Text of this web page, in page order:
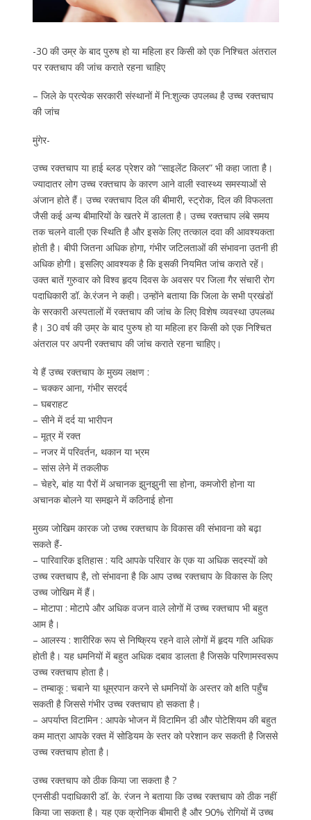
-30 की उम्र के बाद पुरुष हो या महिला हर किसी को एक निश्चित अंतराल
पर रक्तचाप की जांच कराते रहना चाहिए
– जिले के प्रत्येक सरकारी संस्थानों में नि:शुल्क उपलब्ध है उच्च रक्तचाप
की जांच
मुंगेर-
उच्च रक्तचाप या हाई ब्लड प्रेशर को “साइलेंट किलर” भी कहा जाता है।
ज्यादातर लोग उच्च रक्तचाप के कारण आने वाली स्वास्थ्य समस्याओं से
अंजान होते हैं। उच्च रक्तचाप दिल की बीमारी, स्ट्रोक, दिल की विफलता
जैसी कई अन्य बीमारियों के खतरे में डालता है। उच्च रक्तचाप लंबे समय
तक चलने वाली एक स्थिति है और इसके लिए तत्काल दवा की आवश्यकता
होती है। बीपी जितना अधिक होगा, गंभीर जटिलताओं की संभावना उतनी ही
अधिक होगी। इसलिए आवश्यक है कि इसकी नियमित जांच कराते रहें।
उक्त बातें गुरुवार को विश्व हृदय दिवस के अवसर पर जिला गैर संचारी रोग
पदाधिकारी डॉ. के.रंजन ने कही। उन्होंने बताया कि जिला के सभी प्रखंडों
के सरकारी अस्पतालों में रक्तचाप की जांच के लिए विशेष व्यवस्था उपलब्ध
है। 30 वर्ष की उम्र के बाद पुरुष हो या महिला हर किसी को एक निश्चित
अंतराल पर अपनी रक्तचाप की जांच कराते रहना चाहिए।
ये हैं उच्च रक्तचाप के मुख्य लक्षण :
– चक्कर आना, गंभीर सरदर्द
– घबराहट
– सीने में दर्द या भारीपन
– मूत्र में रक्त
– नजर में परिवर्तन, थकान या भ्रम
– सांस लेने में तकलीफ
– चेहरे, बांह या पैरों में अचानक झुनझुनी सा होना, कमजोरी होना या
अचानक बोलने या समझने में कठिनाई होना
मुख्य जोखिम कारक जो उच्च रक्तचाप के विकास की संभावना को बढ़ा
सकते हैं-
– पारिवारिक इतिहास : यदि आपके परिवार के एक या अधिक सदस्यों को
उच्च रक्तचाप है, तो संभावना है कि आप उच्च रक्तचाप के विकास के लिए
उच्च जोखिम में हैं।
– मोटापा : मोटापे और अधिक वजन वाले लोगों में उच्च रक्तचाप भी बहुत
आम है।
– आलस्य : शारीरिक रूप से निष्क्रिय रहने वाले लोगों में हृदय गति अधिक
होती है। यह धमनियों में बहुत अधिक दबाव डालता है जिसके परिणामस्वरूप
उच्च रक्तचाप होता है।
– तम्बाकू : चबाने या धूम्रपान करने से धमनियों के अस्तर को क्षति पहुँच
सकती है जिससे गंभीर उच्च रक्तचाप हो सकता है।
– अपर्याप्त विटामिन : आपके भोजन में विटामिन डी और पोटेशियम की बहुत
कम मात्रा आपके रक्त में सोडियम के स्तर को परेशान कर सकती है जिससे
उच्च रक्तचाप होता है।
उच्च रक्तचाप को ठीक किया जा सकता है ?
एनसीडी पदाधिकारी डॉ. के. रंजन ने बताया कि उच्च रक्तचाप को ठीक नहीं
किया जा सकता है। यह एक क्रोनिक बीमारी है और 90% रोगियों में उच्च